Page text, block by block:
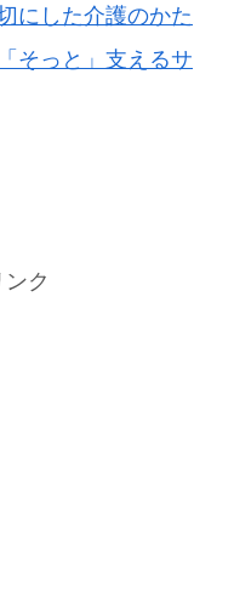
にした介護のかた
そっと」支えるサ
ク